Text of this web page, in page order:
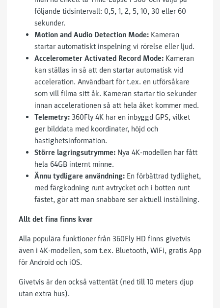
följande tidsintervall: 0,5, 1, 2, 5, 10, 30 eller 60
sekunder.
Motion and Audio Detection Mode: Kameran
startar automatiskt inspelning vi rörelse eller ljud.
Accelerometer Activated Record Mode: Kameran
kan ställas in så att den startar automatisk vid
acceleration. Användbart för t.ex. en utförsåkare
som vill filma sitt åk. Kameran startar tio sekunder
innan accelerationen så att hela åket kommer med.
Telemetry: 360Fly 4K har en inbyggd GPS, vilket
ger bilddata med koordinater, höjd och
hastighetsinformation.
Större lagringsutrymme: Nya 4K-modellen har fått
hela 64GB internt minne.
Ännu tydligare användning: En förbättrad tydlighet,
med färgkodning runt avtrycket och i botten runt
fästet, gör att man snabbare ser aktuell inställning.
Allt det fina finns kvar
Alla populära funktioner från 360Fly HD finns givetvis
även i 4K-modellen, som t.ex. Bluetooth, WiFi, gratis App
för Android och iOS.
Givetvis är den också vattentät (ned till 10 meters djup
utan extra hus).